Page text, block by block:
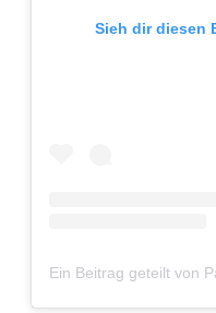
Sieh dir diesen
Ein Beitrag geteilt von